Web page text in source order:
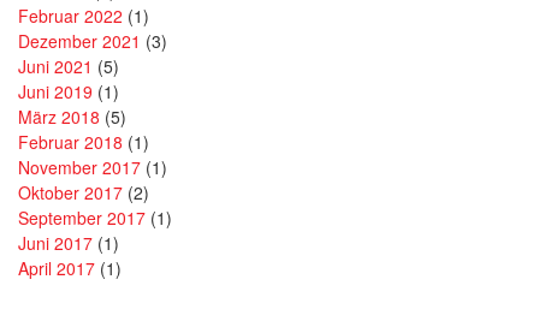
Februar 2022 (1)
Dezember 2021 (3)
Juni 2021 (5)
Juni 2019 (1)
März 2018 (5)
Februar 2018 (1)
November 2017 (1)
Oktober 2017 (2)
September 2017 (1)
Juni 2017 (1)
April 2017 (1)